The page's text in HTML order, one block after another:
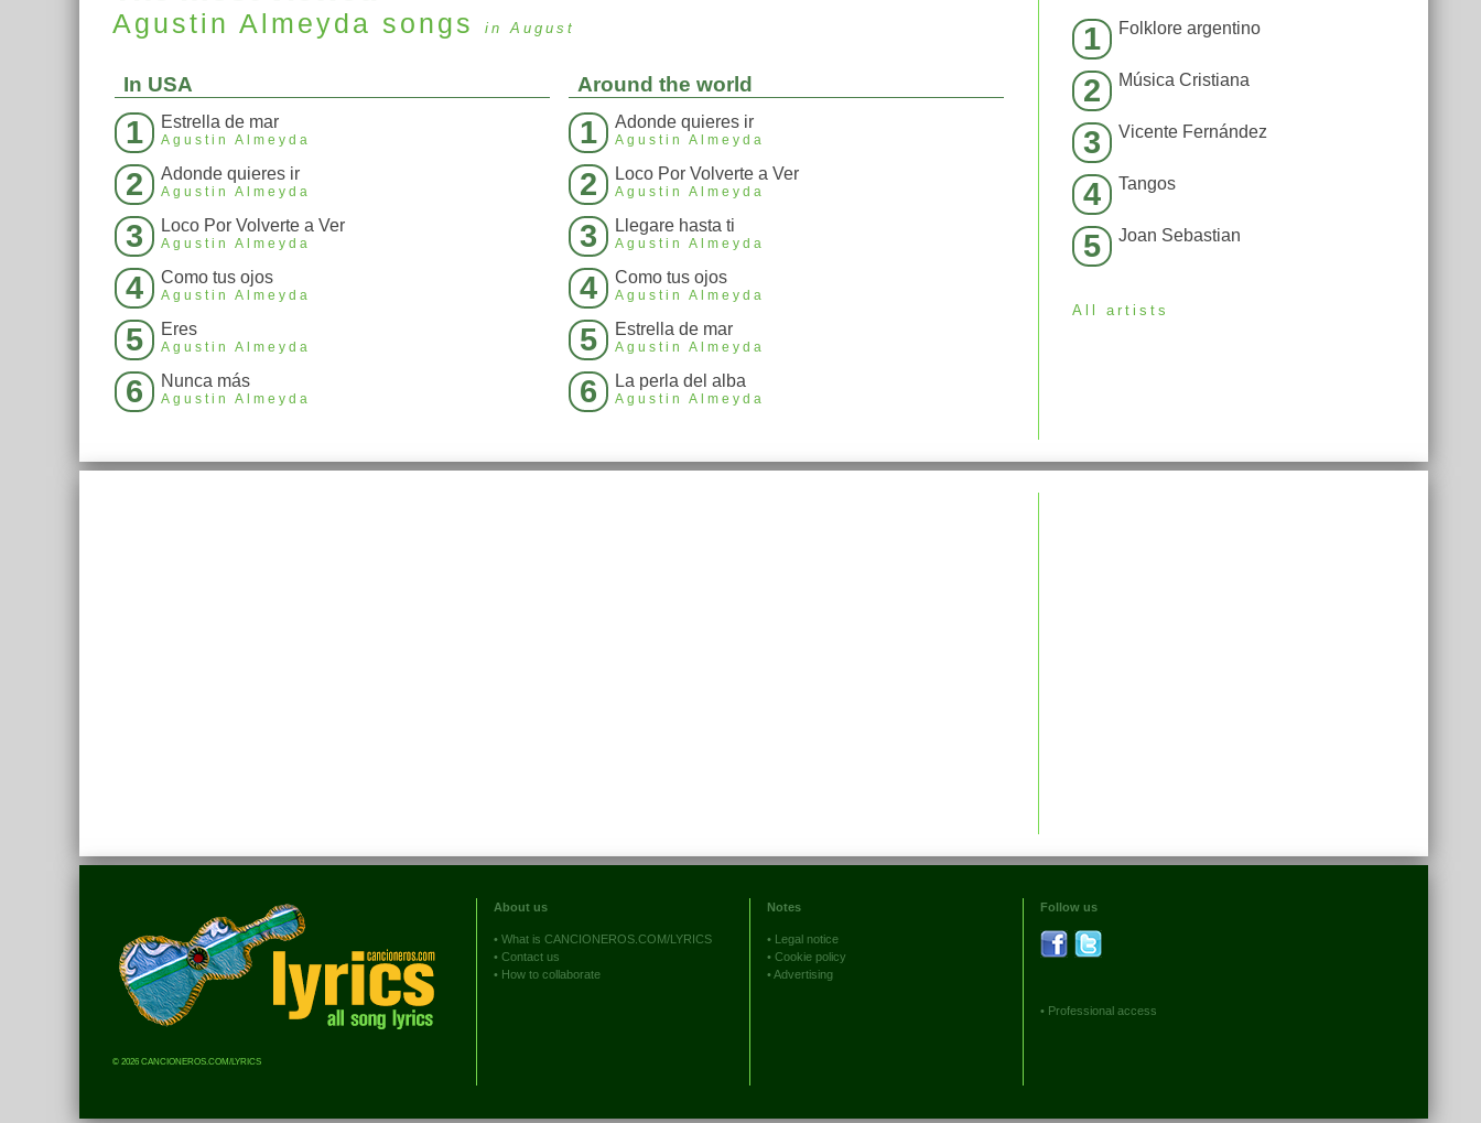
Agustin Almeyda songs in August
In USA
1 Estrella de mar
Agustin Almeyda
2 Adonde quieres ir
Agustin Almeyda
3 Loco Por Volverte a Ver
Agustin Almeyda
4 Como tus ojos
Agustin Almeyda
5 Eres
Agustin Almeyda
6 Nunca más
Agustin Almeyda
Around the world
1 Adonde quieres ir
Agustin Almeyda
2 Loco Por Volverte a Ver
Agustin Almeyda
3 Llegare hasta ti
Agustin Almeyda
4 Como tus ojos
Agustin Almeyda
5 Estrella de mar
Agustin Almeyda
6 La perla del alba
Agustin Almeyda
1 Folklore argentino
2 Música Cristiana
3 Vicente Fernández
4 Tangos
5 Joan Sebastian
All artists
© 2026 CANCIONEROS.COM/LYRICS
About us
• What is CANCIONEROS.COM/LYRICS
• Contact us
• How to collaborate
Notes
• Legal notice
• Cookie policy
•Advertising
Follow us
• Professional access